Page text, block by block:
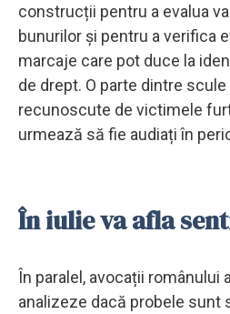
construcții pentru a evalua
bunurilor și pentru a verifica
marcaje care pot duce la
de drept. O parte dintre
recunoscute de victimele
urmează să fie audiați în
În iulie va afla
În paralel, avocații românului
analizeze dacă probele sunt